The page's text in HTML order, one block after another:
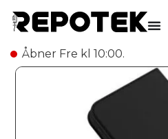
Åbner Fre kl 10:00.